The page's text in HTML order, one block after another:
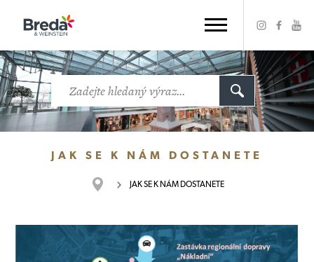
JAK SE K NÁM DOSTANETE
JAK SE K NÁM DOSTANETE